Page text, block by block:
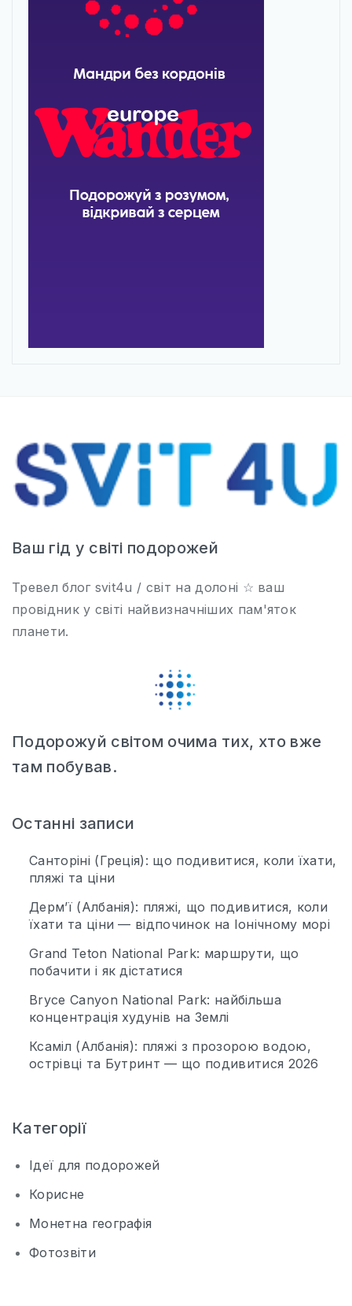
Ваш гід у світі подорожей
Тревел блог svit4u / світ на долоні ☆ ваш
провідник у світі найвизначніших пам'яток
планети.
Подорожуй світом очима тих, хто вже
там побував.
Останні записи
Санторіні (Греція): що подивитися, коли їхати,
пляжі та ціни
Дерм’ї (Албанія): пляжі, що подивитися, коли
їхати та ціни — відпочинок на Іонічному морі
Grand Teton National Park: маршрути, що
побачити і як дістатися
Bryce Canyon National Park: найбільша
концентрація худунів на Землі
Ксаміл (Албанія): пляжі з прозорою водою,
острівці та Бутринт — що подивитися 2026
Категорії
Ідеї для подорожей
Корисне
Монетна географія
Фотозвіти